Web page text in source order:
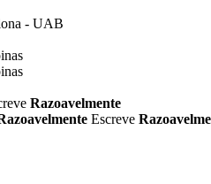
- UAB
Razoavelmente
Escreve